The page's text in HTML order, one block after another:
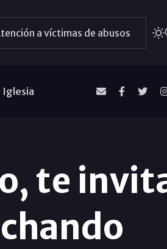
a víctimas de abusos
Iglesia
te